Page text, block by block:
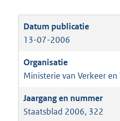
13-07-2006
Ministerie van Verkeer
Staatsblad 2006, 322